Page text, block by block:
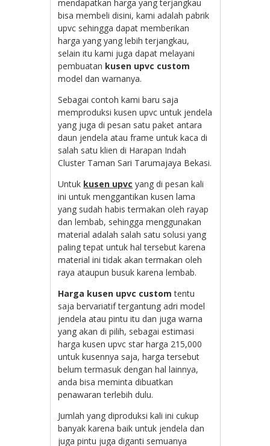
mendapatkan harga yang terjangkau
bisa membeli disini, kami adalah pabrik
upvc sehingga dapat memberikan
harga yang yang lebih terjangkau,
selain itu kami juga dapat melayani
pembuatan kusen upvc custom
model dan warnanya.
Sebagai contoh kami baru saja
memproduksi kusen upvc untuk jendela
yang juga di pesan satu paket antara
daun jendela atau frame untuk kaca di
salah satu klien di Harapan Indah
Cluster Taman Sari Tarumajaya Bekasi.
Untuk kusen upvc yang di pesan kali
ini untuk menggantikan kusen lama
yang sudah habis termakan oleh rayap
dan lembab, sehingga menggunakan
material adalah salah satu solusi yang
paling tepat untuk hal tersebut karena
material ini tidak akan termakan oleh
raya ataupun busuk karena lembab.
Harga kusen upvc customtentu
saja bervariatif tergantung adri model
jendela atau pintu itu dan juga warna
yang akan di pilih, sebagai estimasi
harga kusen upvc star harga 215,000
untuk kusennya saja, harga tersebut
belum termasuk dengan hal lainnya,
anda bisa meminta dibuatkan
penawaran terlebih dulu.
Jumlah yang diproduksi kali ini cukup
banyak karena baik untuk jendela dan
juga pintu juga diganti semuanya